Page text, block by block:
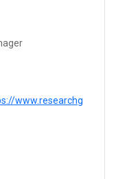
www.researchg